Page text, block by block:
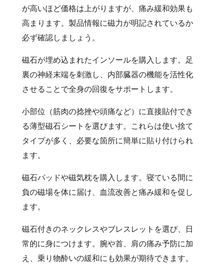
が高いほど価格は上がりますが、痛み緩和効果も
高まります。製品情報に磁力が明記されているか
必ず確認しましょう。
磁石が埋め込まれたインソールを購入します。足
裏の神経末端を刺激し、内部臓器の機能を活性化
させることで全身の回復をサポートします。
小部位（筋肉の捻挫や頭痛など）に直接貼付でき
る薄型磁石シートを選びます。これらは使い捨て
タイプが多く、必要な箇所に簡単に貼り付けられ
ます。
磁石パッドや磁気枕を購入します。寝ている間に
負の磁場を体に届け、血流改善と痛み緩和を促し
ます。
磁石付きのネックレスやブレスレットを選び、日
常的に身につけます。腕や首、肩の痛み予防に加
え、乗り物酔いの緩和にも効果が期待できます。